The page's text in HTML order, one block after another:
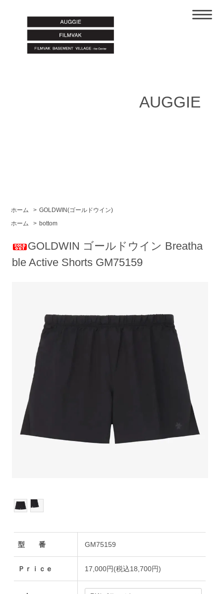
AUGGIE
ホーム > GOLDWIN(ゴールドウイン)
ホーム
> bottom
GOLDWIN ゴールドウイン Breatha
ble Active Shorts GM75159
型 番 GM75159
Ｐｒｉｃｅ 17,000円(税込18,700円)